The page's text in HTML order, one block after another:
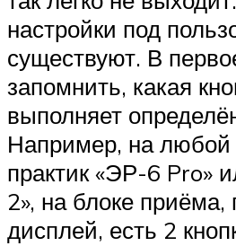
настройки под
существуют. В
запомнить, какая
выполняет
Например, на любой
практик «ЭР-6 Pro»
2», на блоке приёма,
дисплей, есть 2